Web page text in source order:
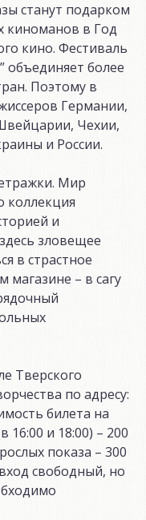
станут подарком
киноманов в Год
кино. Фестиваль
объединяет более
Поэтому в
Германии,
Чехии,
и России.
Мир
коллекция
и
зловещее
в страстное
магазине – в сагу
Тверского
по адресу:
билета на
16:00 и 18:00) – 200
показа – 300
свободный, но